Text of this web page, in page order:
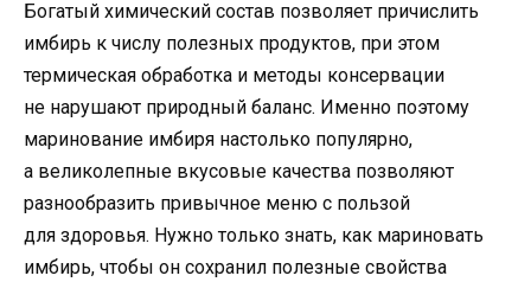
Богатый химический состав позволяет причислить
имбирь к числу полезных продуктов, при этом
термическая обработка и методы консервации
не нарушают природный баланс. Именно поэтому
маринование имбиря настолько популярно,
а великолепные вкусовые качества позволяют
разнообразить привычное меню с пользой
для здоровья. Нужно только знать, как мариновать
имбирь, чтобы он сохранил полезные свойства